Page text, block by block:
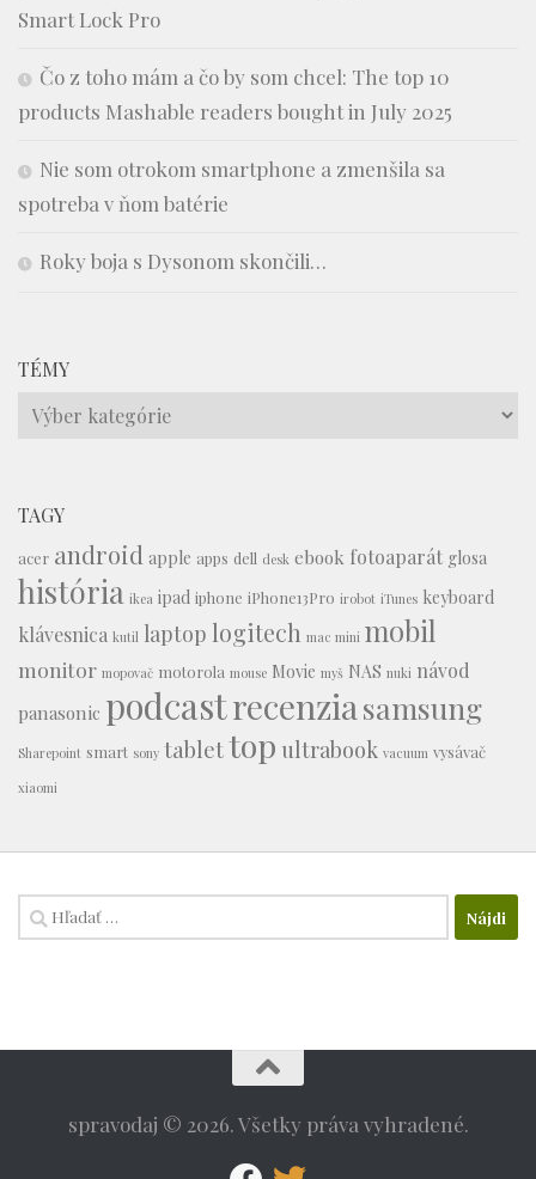
Smart Lock Pro
Čo z toho mám a čo by som chcel: The top 10
products Mashable readers bought in July 2025
Nie som otrokom smartphone a zmenšila sa
spotreba v ňom batérie
Roky boja s Dysonom skončili…
TÉMY
Témy
TAGY
acer android apple apps dell desk ebook fotoaparát glosa
história ikea ipad iphone iPhone13Pro irobot iTunes keyboard
klávesnica kutil laptop logitech mac mini mobil
monitor mopovač motorola mouse Movie myš NAS nuki návod
panasonic podcastrecenziasamsung
Sharepoint smart sony tablettop ultrabook vacuum vysávač
xiaomi
Hľadať:
spravodaj © 2026. Všetky práva vyhradené.